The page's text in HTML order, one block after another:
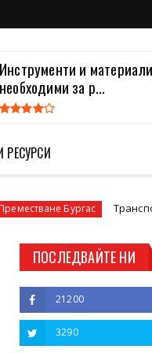
Инструменти и
необходими за р...
РЕСУРСИ
Транспортни
ПОСЛЕДВАЙТЕ НИ
21200
3290